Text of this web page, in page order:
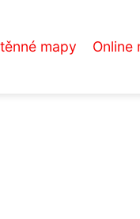
mapy Online